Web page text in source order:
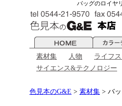
バッグのロイヤ
素材集 人物 ライフ
サイエンス&テクノロジー
色見本のG&E > 素材集 > バ